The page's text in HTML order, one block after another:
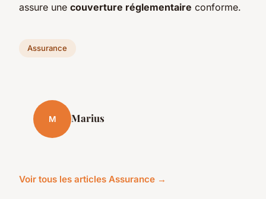
assure une couverture réglementaire conforme.
Assurance
M Marius
Voir tous les articles Assurance →